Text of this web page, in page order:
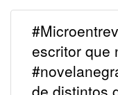
escritor que
de distintos